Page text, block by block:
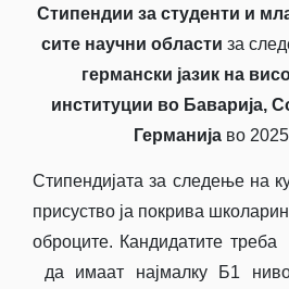
Стипендии за студенти и
сите научни области за
германски јазик на
институции во Баварија,
Германија во
Стипендијата за следење на
присуство ја покрива
оброците. Кандидатите
да имаат најмалку Б1